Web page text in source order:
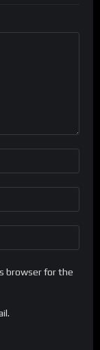
browser for the